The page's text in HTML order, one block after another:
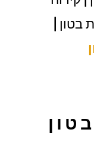
בטון |